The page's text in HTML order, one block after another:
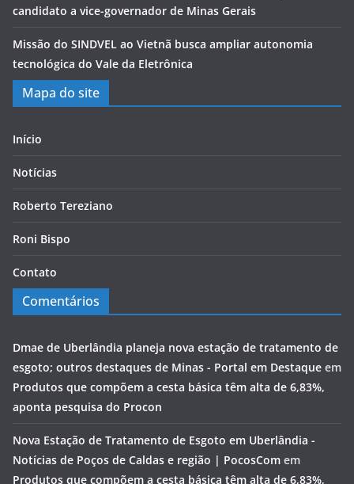
candidato a vice-governador de Minas Gerais
Missão do SINDVEL ao Vietnã busca ampliar autonomia
tecnológica do Vale da Eletrônica
Mapa do site
Início
Notícias
Roberto Tereziano
Roni Bispo
Contato
Comentários
Dmae de Uberlândia planeja nova estação de tratamento de
esgoto; outros destaques de Minas - Portal em Destaque em
Produtos que compõem a cesta básica têm alta de 6,83%,
aponta pesquisa do Procon
Nova Estação de Tratamento de Esgoto em Uberlândia -
Notícias de Poços de Caldas e região | PocosCom em
Produtos que compõem a cesta básica têm alta de 6,83%,